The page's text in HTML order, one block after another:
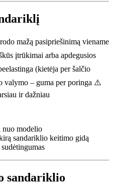
mažą pasipriešinimą viename
įtrūkimai arba apdegusios
(kietėja per šalčio
valymo – guma per poringa ⚠️
ir dažniau
nuo modelio
sandariklio keitimo gidą
sandariklio